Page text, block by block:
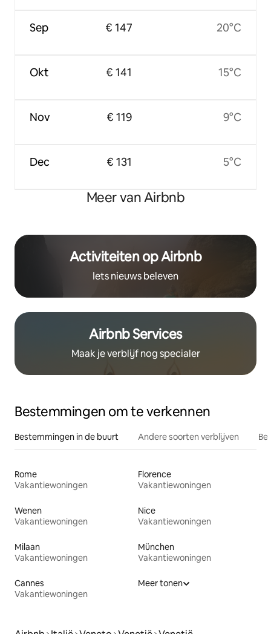
Sep
Okt
Nov
Dec
€ 147
€ 141
€ 119
€ 131
20°C
15°C
9°C
5°C
Meer van Airbnb
Activiteiten op Airbnb
Iets nieuws beleven
Airbnb Services
Maak je verblijf nog specialer
Bestemmingen om te verkennen
Bestemmingen in de buurt Andere soorten verblijven
Rome
Vakantiewoningen
Florence
Vakantiewoningen
Wenen
Vakantiewoningen
Nice
Vakantiewoningen
Milaan
Vakantiewoningen
München
Vakantiewoningen
Cannes
Vakantiewoningen
Meer tonen